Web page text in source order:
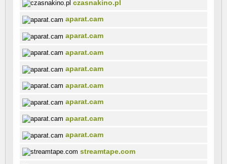
czasnakino.pl
aparat.cam
aparat.cam
aparat.cam
aparat.cam
aparat.cam
aparat.cam
aparat.cam
aparat.cam
streamtape.com